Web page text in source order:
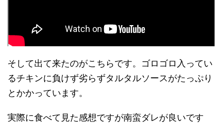
そして出て来たのがこちらです。ゴロゴロ入ってい
るチキンに負けず劣らずタルタルソースがたっぷり
とかかっています。
実際に食べて見た感想ですが南蛮ダレが良いです